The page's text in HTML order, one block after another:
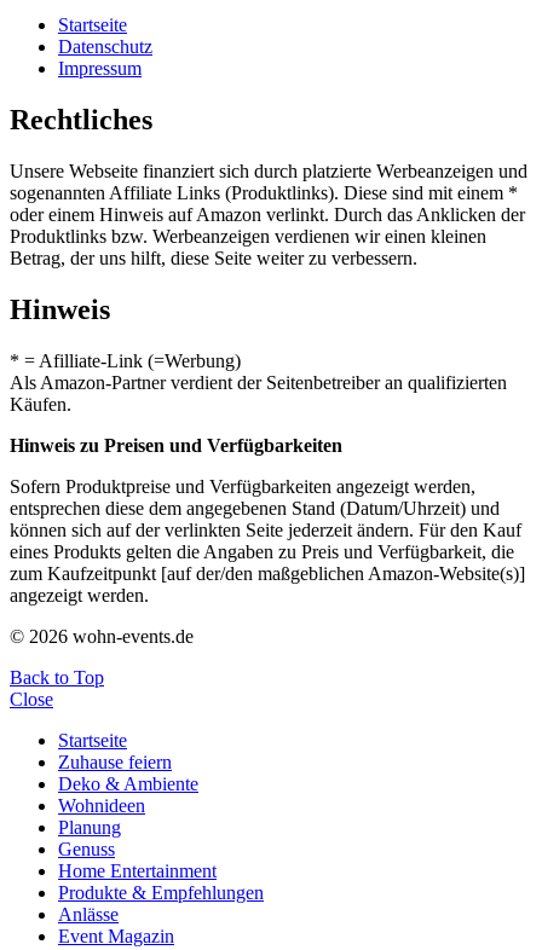
Startseite
Datenschutz
Impressum
Rechtliches
Unsere Webseite finanziert sich durch platzierte Werbeanzeigen und
sogenannten Affiliate Links (Produktlinks). Diese sind mit einem *
oder einem Hinweis auf Amazon verlinkt. Durch das Anklicken der
Produktlinks bzw. Werbeanzeigen verdienen wir einen kleinen
Betrag, der uns hilft, diese Seite weiter zu verbessern.
Hinweis
* = Afilliate-Link (=Werbung)
Als Amazon-Partner verdient der Seitenbetreiber an qualifizierten
Käufen.
Hinweis zu Preisen und Verfügbarkeiten
Sofern Produktpreise und Verfügbarkeiten angezeigt werden,
entsprechen diese dem angegebenen Stand (Datum/Uhrzeit) und
können sich auf der verlinkten Seite jederzeit ändern. Für den Kauf
eines Produkts gelten die Angaben zu Preis und Verfügbarkeit, die
zum Kaufzeitpunkt [auf der/den maßgeblichen Amazon-Website(s)]
angezeigt werden.
© 2026 wohn-events.de
Back to Top
Close
Startseite
Zuhause feiern
Deko & Ambiente
Wohnideen
Planung
Genuss
Home Entertainment
Produkte & Empfehlungen
Anlässe
Event Magazin